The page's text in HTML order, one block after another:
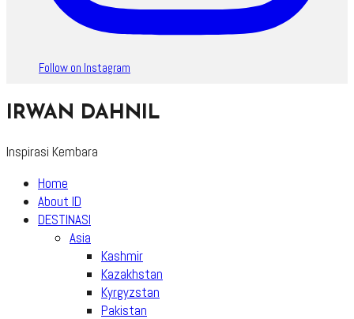
Follow on Instagram
IRWAN DAHNIL
Inspirasi Kembara
Home
About ID
DESTINASI
Asia
Kashmir
Kazakhstan
Kyrgyzstan
Pakistan